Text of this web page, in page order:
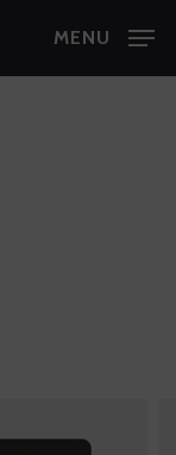
MENU
Close